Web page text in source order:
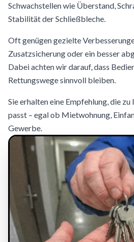
Schwachstellen wie Überstand,
Stabilität der Schließbleche.
Oft genügen gezielte
Zusatzsicherung oder ein besser
Dabei achten wir darauf, dass
Rettungswege sinnvoll bleiben.
Sie erhalten eine Empfehlung, die
passt – egal ob Mietwohnung,
Gewerbe.